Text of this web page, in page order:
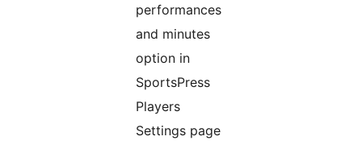
performances
and minutes
option in
SportsPress
Players
Settings page